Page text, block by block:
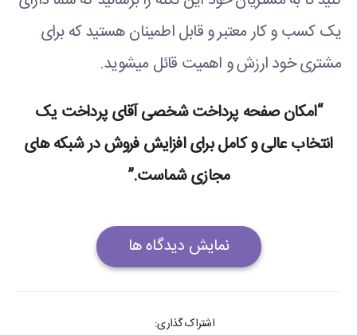
یک کسب و کار معتبر و قابل اطمینان هستید که برای
مشتری خود ارزش و اهمیت قائل میشوید.
“امکان صفحه پرداخت شخصی آقای پرداخت یک
انتخاب عالی و کامل برای افزایش فروش در شبکه های
مجازی شماست.”
نمایش دیدگاه ها
اشتراک گذاری: